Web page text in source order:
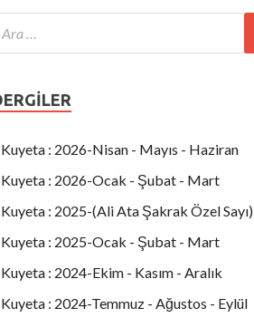
Kuyeta : 2026-Nisan - Mayıs - Haziran
Kuyeta : 2026-Ocak - Şubat - Mart
Kuyeta : 2025-(Ali Ata Şakrak Özel Sayı)
Kuyeta : 2025-Ocak - Şubat - Mart
Kuyeta : 2024-Ekim - Kasım - Aralık
Kuyeta : 2024-Temmuz - Ağustos - Eylül